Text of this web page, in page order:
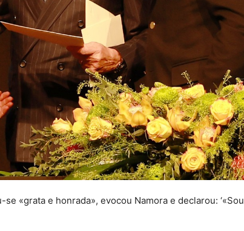
«grata e honrada», evocou Namora e declarou: ‘«Sou